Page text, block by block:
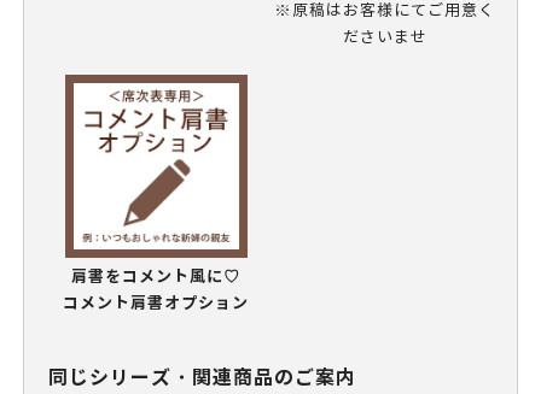
※原稿はお客様にてご用意く
ださいませ
肩書をコメント風に♡
コメント肩書オプション
同じシリーズ・関連商品のご案内